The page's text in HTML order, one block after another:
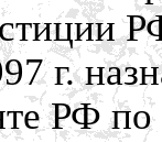
г.
РФ по